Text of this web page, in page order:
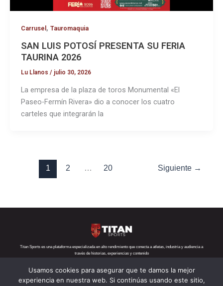
Carrusel , Tauromaquia
SAN LUIS POTOSÍ PRESENTA SU FERIA
TAURINA 2026
Lu Llanos / julio 30, 2026
La empresa de la plaza de toros Monumental «El
Paseo-Fermín Rivera» dio a conocer los cuatro
carteles que integrarán la
1 2 … 20 Siguiente →
Titan Sports es una plataforma especializada en alto rendimiento que conecta a atletas, industria y audiencia a
través de historias, experiencias y contenido
Teléfono: +52 1 55 6719 5282 Correo: contacto@titansports.mx
Usamos cookies para asegurar que te damos la mejor
experiencia en nuestra web. Si continúas usando este sitio,